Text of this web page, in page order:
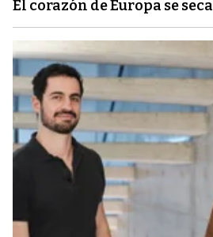
El corazón de Europa se seca